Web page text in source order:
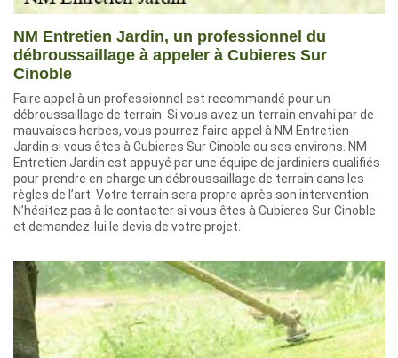
NM Entretien Jardin, un professionnel du
débroussaillage à appeler à Cubieres Sur
Cinoble
Faire appel à un professionnel est recommandé pour un
débroussaillage de terrain. Si vous avez un terrain envahi par de
mauvaises herbes, vous pourrez faire appel à NM Entretien
Jardin si vous êtes à Cubieres Sur Cinoble ou ses environs. NM
Entretien Jardin est appuyé par une équipe de jardiniers qualifiés
pour prendre en charge un débroussaillage de terrain dans les
règles de l’art. Votre terrain sera propre après son intervention.
N’hésitez pas à le contacter si vous êtes à Cubieres Sur Cinoble
et demandez-lui le devis de votre projet.